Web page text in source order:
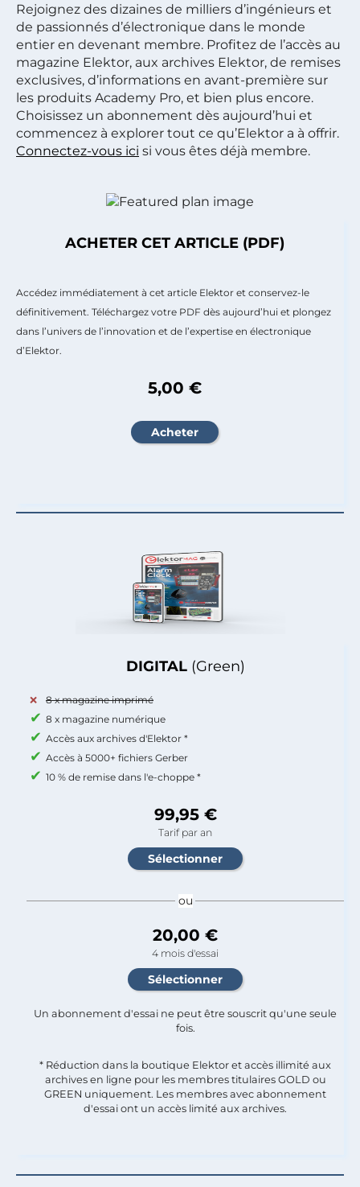
Rejoignez des dizaines de milliers d’ingénieurs et
de passionnés d’électronique dans le monde
entier en devenant membre. Profitez de l’accès au
magazine Elektor, aux archives Elektor, de remises
exclusives, d’informations en avant-première sur
les produits Academy Pro, et bien plus encore.
Choisissez un abonnement dès aujourd’hui et
commencez à explorer tout ce qu’Elektor a à offrir.
Connectez-vous ici si vous êtes déjà membre.
DIGITAL (Green)
8 x magazine imprimé
8 x magazine numérique
Accès aux archives d'Elektor *
Accès à 5000+ fichiers Gerber
10 % de remise dans l'e-choppe *
99,95 €
Tarif par an
ou
20,00 €
4 mois d'essai
Un abonnement d'essai ne peut être souscrit qu'une seule
fois.​
* Réduction dans la boutique Elektor et accès illimité aux
archives en ligne pour les membres titulaires GOLD ou
GREEN uniquement. Les membres avec abonnement
d'essai ont un accès limité aux archives.
ACHETER CET ARTICLE (PDF)
Accédez immédiatement à cet article Elektor et conservez-le
définitivement. Téléchargez votre PDF dès aujourd’hui et plongez
dans l’univers de l’innovation et de l’expertise en électronique
d’Elektor.
5,00 €